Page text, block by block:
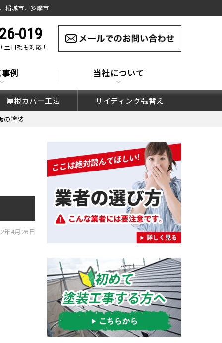
稲城市、多摩市
019
日祝も対応！
例 当社について
屋根カバー工法 サイディング張替え
塗装
4月26日